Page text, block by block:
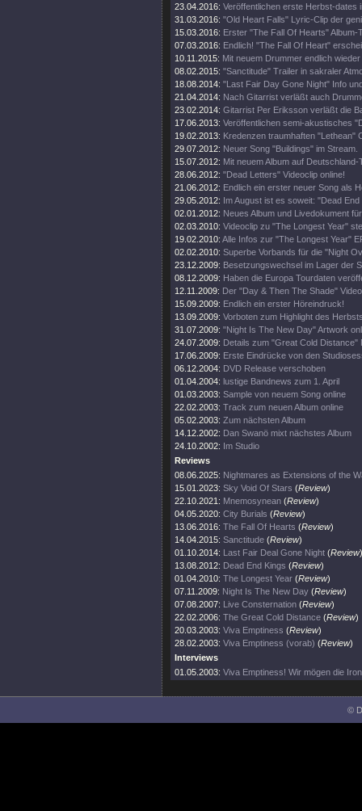
23.04.2016: Veröffentlichen erste Herbst-dates
31.03.2016: "Old Heart Falls" Lyric-Clip der
15.03.2016: Erster "The Fall Of Hearts" Album-
07.03.2016: Endlich! "The Fall Of Heart"
10.11.2015: Mit neuem Drummer endlich
08.02.2015: "Sanctitude" Trailer in sakraler
18.08.2014: "Last Fair Day Gone Night" Info
21.04.2014: Nach Gitarrist verläßt auch
23.02.2014: Gitarrist Per Eriksson verläßt die
17.06.2013: Veröffentlichen semi-akustisches
19.02.2013: Kredenzen traumhaften "Lethean"
29.07.2012: Neuer Song "Buildings" im Stream.
15.07.2012: Mit neuem Album auf Deutschland-
28.06.2012: "Dead Letters" Videoclip online!
21.06.2012: Endlich ein erster neuer Song als
29.05.2012: Im August ist es soweit: "Dead
02.01.2012: Neues Album und Livedokument
02.03.2010: Videoclip zu "The Longest Year"
19.02.2010: Alle Infos zur "The Longest Year"
02.02.2010: Superbe Vorbands für die "Night
23.12.2009: Besetzungswechsel im Lager der
08.12.2009: Haben die Europa Tourdaten
12.11.2009: Der "Day & Then The Shade"
15.09.2009: Endlich ein erster Höreindruck!
13.09.2009: Vorboten zum Highlight des
31.07.2009: "Night Is The New Day" Artwork
24.07.2009: Details zum "Great Cold Distance"
17.06.2009: Erste Eindrücke von den
06.12.2004: DVD Release verschoben
01.04.2004: lustige Bandnews zum 1. April
01.03.2003: Sample von neuem Song online
22.02.2003: Track zum neuen Album online
05.02.2003: Zum nächsten Album
14.12.2002: Dan Swanö mixt nächstes Album
24.10.2002: Im Studio
Reviews
08.06.2025: Nightmares as Extensions of the
15.01.2023: Sky Void Of Stars (Review)
22.10.2021: Mnemosynean (Review)
04.05.2020: City Burials (Review)
13.06.2016: The Fall Of Hearts (Review)
14.04.2015: Sanctitude (Review)
01.10.2014: Last Fair Deal Gone Night (Review)
13.08.2012: Dead End Kings (Review)
01.04.2010: The Longest Year (Review)
07.11.2009: Night Is The New Day (Review)
07.08.2007: Live Consternation (Review)
22.02.2006: The Great Cold Distance (Review)
20.03.2003: Viva Emptiness (Review)
28.02.2003: Viva Emptiness (vorab) (Review)
Interviews
01.05.2003: Viva Emptiness! Wir mögen die
©